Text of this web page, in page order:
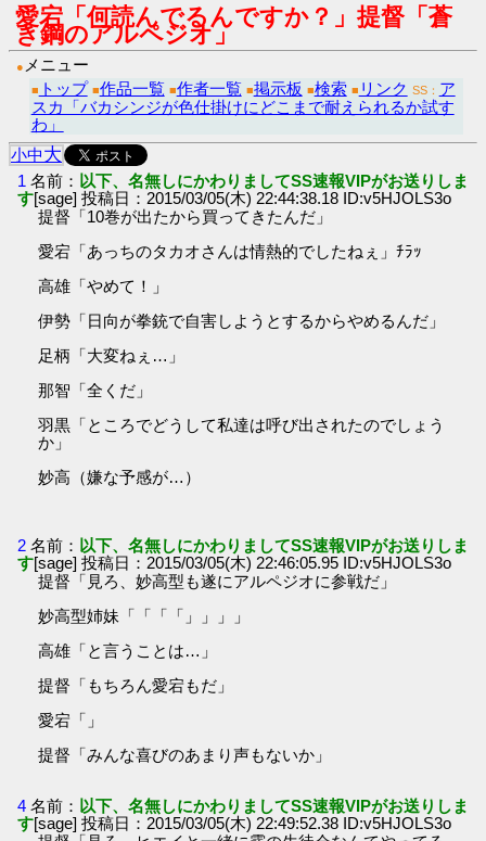
愛宕「何読んでるんですか？」提督「蒼
き鋼のアルペジオ」
● メニュー
■ トップ ■作品一覧 ■作者一覧 ■掲示板 ■検索 ■ リンク SS： ア
スカ「バカシンジが色仕掛けにどこまで耐えられるか試す
わ」
小中大
1 名前： 以下、名無しにかわりましてSS速報VIPがお送りしま
す[sage] 投稿日：2015/03/05(木) 22:44:38.18 ID:v5HJOLS3o
提督「10巻が出たから買ってきたんだ」
愛宕「あっちのタカオさんは情熱的でしたねぇ」ﾁﾗｯ
高雄「やめて！」
伊勢「日向が拳銃で自害しようとするからやめるんだ」
足柄「大変ねぇ…」
那智「全くだ」
羽黒「ところでどうして私達は呼び出されたのでしょう
か」
妙高（嫌な予感が…）
2 名前： 以下、名無しにかわりましてSS速報VIPがお送りしま
す[sage] 投稿日：2015/03/05(木) 22:46:05.95 ID:v5HJOLS3o
提督「見ろ、妙高型も遂にアルペジオに参戦だ」
妙高型姉妹「「「「」」」」
高雄「と言うことは…」
提督「もちろん愛宕もだ」
愛宕「」
提督「みんな喜びのあまり声もないか」
4 名前： 以下、名無しにかわりましてSS速報VIPがお送りしま
す[sage] 投稿日：2015/03/05(木) 22:49:52.38 ID:v5HJOLS3o